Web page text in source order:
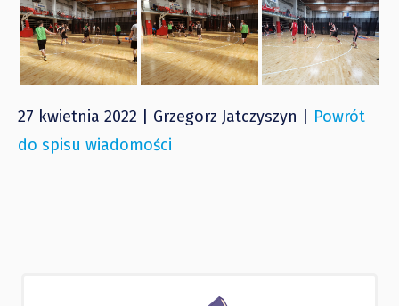
27 kwietnia 2022 | Grzegorz Jatczyszyn | Powrót
do spisu wiadomości